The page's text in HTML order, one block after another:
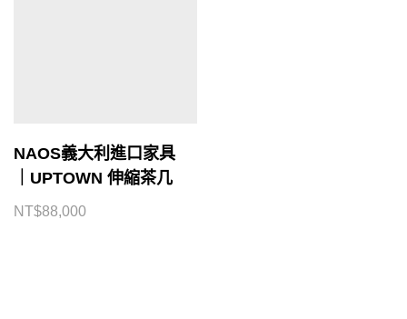
NAOS義大利進口家具
｜UPTOWN 伸縮茶几
NT$88,000